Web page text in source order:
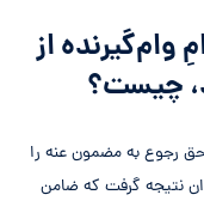
از
چیست؟
حق رجوع به مضمون عنه را
نتیجه گرفت که ضامن